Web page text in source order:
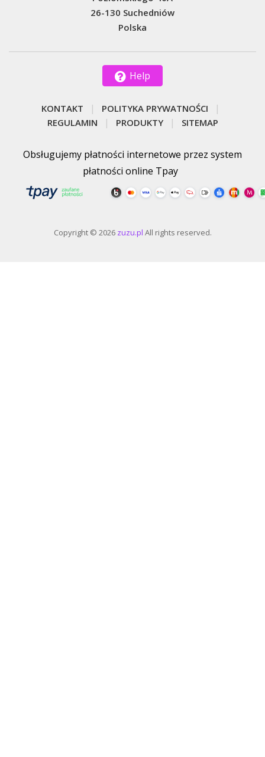
26-130 Suchedniów
Polska
Help
KONTAKT
POLITYKA PRYWATNOŚCI
REGULAMIN
PRODUKTY SITEMAP
Obsługujemy płatności internetowe przez system
płatności online Tpay
Copyright © 2026 zuzu.pl All rights reserved.